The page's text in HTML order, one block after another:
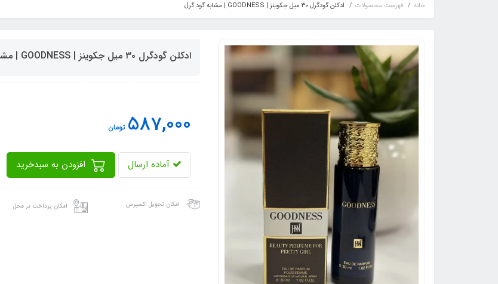
خانه فهرست محصولات ادکلن گودگرل ۳۰ میل جکوینز | GOODNESS | مشابه گود گرل
ادکلن گودگرل ۳۰ میل جکوینز | GOODNESS | مشابه گود گرل
587,000 تومان
آماده ارسال
امکان تحویل اکسپرس امکان پرداخت در محل